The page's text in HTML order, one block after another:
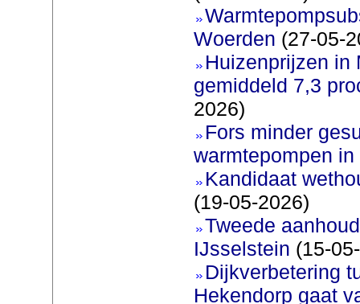
Woerden (27-05-
Huizenprijzen in
gemiddeld 7,3
2026)
Fors minder
warmtepompen in
Kandidaat
(19-05-2026)
Tweede
IJsselstein (15-
Dijkverbetering
Hekendorp gaat